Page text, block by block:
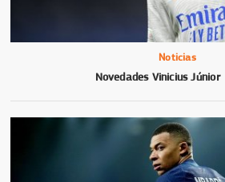
Noticias
Novedades Vinicius Júnior